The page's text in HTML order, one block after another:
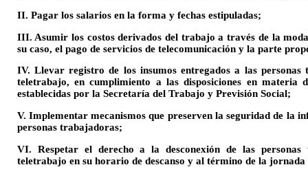
II. Pagar los salarios en la forma y fechas estipuladas;
III. Asumir los costos derivados del trabajo a través de la
su caso, el pago de servicios de telecomunicación y la parte
IV. Llevar registro de los insumos entregados a las
teletrabajo, en cumplimiento a las disposiciones en materia
establecidas por la Secretaría del Trabajo y Previsión Social;
V. Implementar mecanismos que preserven la seguridad de la
personas trabajadoras;
VI. Respetar el derecho a la desconexión de las
teletrabajo en su horario de descanso y al término de la